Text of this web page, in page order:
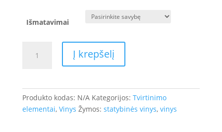
Išmatavimai
kiekis:
(5kg)
Į krepšelį
Produkto kodas: N/A Kategorijos: Tvirtinimo
elementai, Vinys Žymos: statybinės vinys, vinys